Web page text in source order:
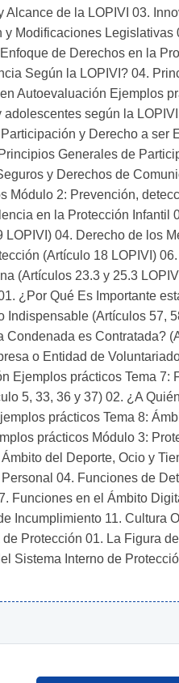
Alcance de la LOPIVI 03.
Modificaciones
de Derechos en la
Según la LOPIVI? 04.
Autoevaluación Ejemplos
según la
y Derecho a
Generales de
y Derechos de
Módulo 2: Prevención,
en la Protección
04. Derecho de los
(Artículo 18 LOPIVI)
(Artículos 23.3 y 25.3
¿Por Qué Es Importante
Indispensable (Artículos
es Contratada?
o Entidad de
Ejemplos prácticos Tema
5, 33, 36 y 37) 02. ¿A
prácticos Tema 8:
prácticos Módulo 3:
del Deporte, Ocio y
04. Funciones de
Funciones en el Ámbito
Incumplimiento 11. Cultura
Protección 01. La Figura
Sistema Interno de